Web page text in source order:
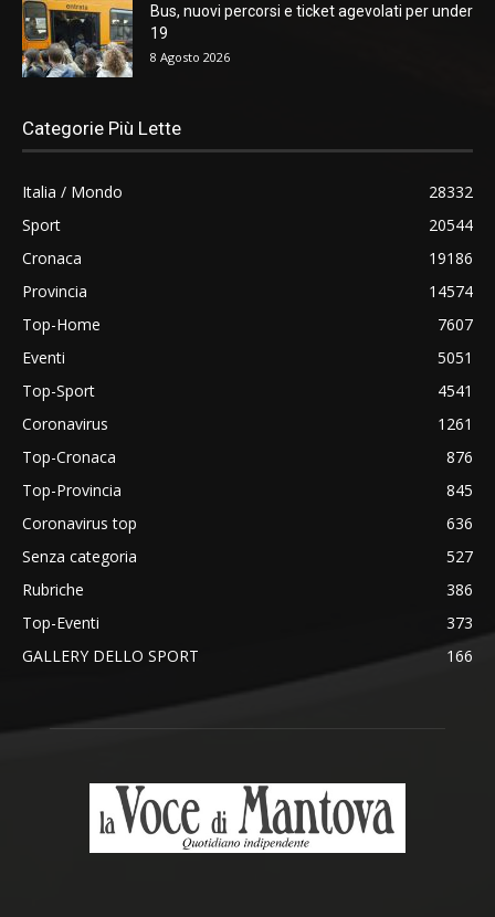
Bus, nuovi percorsi e ticket agevolati per under
19
8 Agosto 2026
Categorie Più Lette
Italia / Mondo
28332
Sport
20544
Cronaca
19186
Provincia
14574
Top-Home
7607
Eventi
5051
Top-Sport
4541
Coronavirus
1261
Top-Cronaca
876
Top-Provincia
845
Coronavirus top
636
Senza categoria
527
Rubriche
386
Top-Eventi
373
GALLERY DELLO SPORT
166